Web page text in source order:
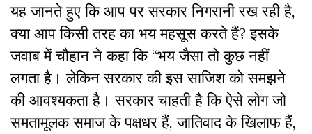
यह जानते हुए कि आप पर सरकार निगरानी रख रही है,
क्या आप किसी तरह का भय महसूस करते हैं? इसके
जवाब में चौहान ने कहा कि “भय जैसा तो कुछ नहीं
लगता है। लेकिन सरकार की इस साजिश को समझने
की आवश्यकता है। सरकार चाहती है कि ऐसे लाेग जो
समतामूलक समाज के पक्षधर हैं, जातिवाद के खिलाफ हैं,